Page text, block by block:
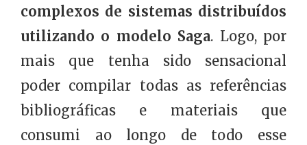
complexos de sistemas distribuídos
utilizando o modelo Saga. Logo, por
mais que tenha sido sensacional
poder compilar todas as referências
bibliográficas e materiais que
consumi ao longo de todo esse